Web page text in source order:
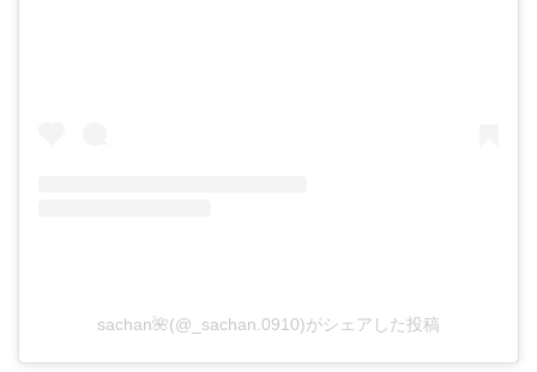
sachan🌺(@_sachan.0910)がシェアした投稿